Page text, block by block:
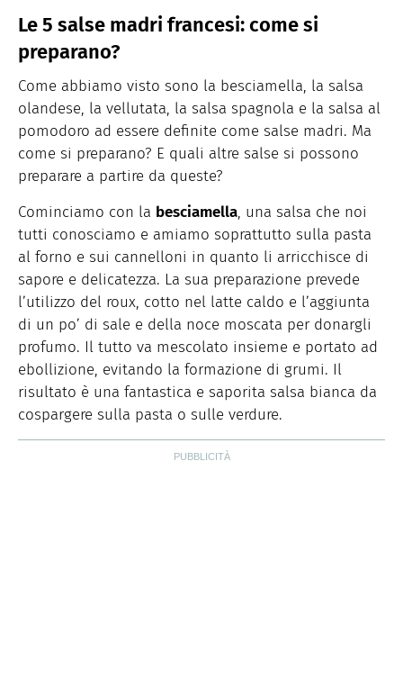
Le 5 salse madri francesi: come si
preparano?
Come abbiamo visto sono la besciamella, la salsa
olandese, la vellutata, la salsa spagnola e la salsa al
pomodoro ad essere definite come salse madri. Ma
come si preparano? E quali altre salse si possono
preparare a partire da queste?
Cominciamo con la besciamella, una salsa che noi
tutti conosciamo e amiamo soprattutto sulla pasta
al forno e sui cannelloni in quanto li arricchisce di
sapore e delicatezza. La sua preparazione prevede
l’utilizzo del roux, cotto nel latte caldo e l’aggiunta
di un po’ di sale e della noce moscata per donargli
profumo. Il tutto va mescolato insieme e portato ad
ebollizione, evitando la formazione di grumi. Il
risultato è una fantastica e saporita salsa bianca da
cospargere sulla pasta o sulle verdure.